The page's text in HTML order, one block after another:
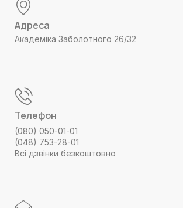
Адреса
Академіка Заболотного 26/32
Телефон
(080) 050-01-01
(048) 753-28-01
Всі дзвінки безкоштовно